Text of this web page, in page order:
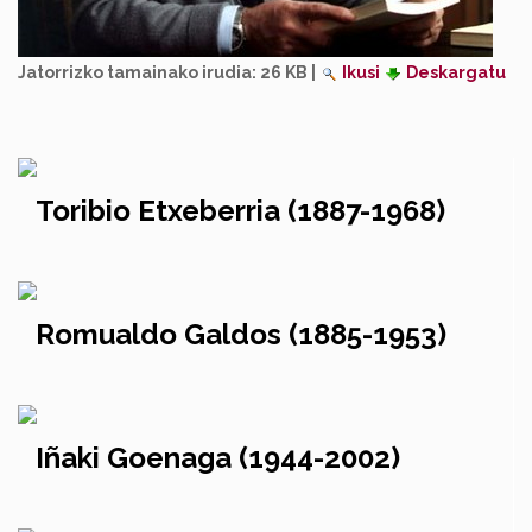
Jatorrizko tamainako irudia: 26 KB Ikusi Deskargatu
Toribio Etxeberria (1887-1968)
Romualdo Galdos (1885-1953)
Iñaki Goenaga (1944-2002)